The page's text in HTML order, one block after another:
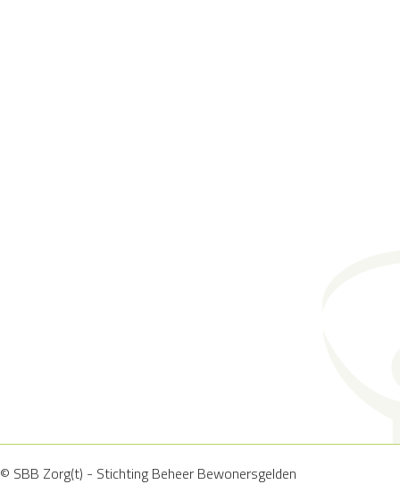
© SBB Zorg(t) - Stichting Beheer Bewonersgelden